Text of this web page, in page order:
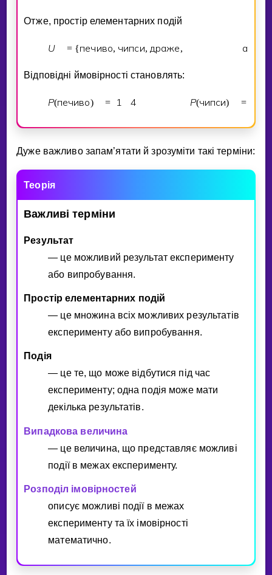
Отже, простiр елементарних подiй
U = {печиво, чипси, драже, арахiс
Вiдповiднi ймовiрностi становлять:
P(печиво) = 1 4 P(чипси) =
Дуже важливо запам’ятати й зрозумiти такi термiни:
Теорiя
Важливi термiни
Результат
— це можливий результат експерименту
або випробування.
Простiр елементарних подiй
— це множина всiх можливих результатiв
експерименту або випробування.
Подiя
— це те, що може вiдбутися пiд час
експерименту; одна подiя може мати
декiлька результатiв.
Випадкова величина
— це величина, що представляє можливi
подiї в межах експерименту.
Розподiл iмовiрностей
описує можливi подiї в межах
експерименту та їх iмовiрностi
математично.